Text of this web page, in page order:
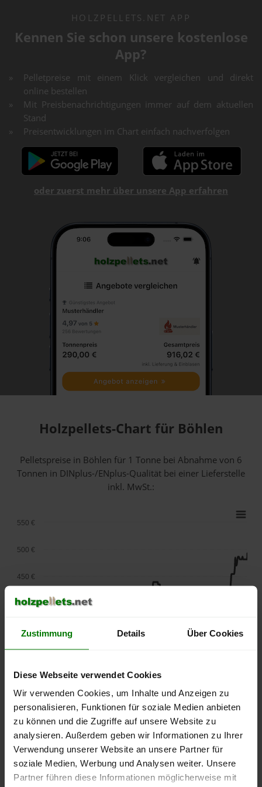
Zustimmung Details Über Cookies
Diese Webseite verwendet Cookies
Wir verwenden Cookies, um Inhalte und Anzeigen zu
personalisieren, Funktionen für soziale Medien anbieten
zu können und die Zugriffe auf unsere Website zu
analysieren. Außerdem geben wir Informationen zu Ihrer
Verwendung unserer Website an unsere Partner für
soziale Medien, Werbung und Analysen weiter. Unsere
Partner führen diese Informationen möglicherweise mit
HOLZPELLETS.NET APP
Kennen Sie schon unsere kostenlose
App?
Pelletpreise mit einem Klick vergleichen und direkt
online bestellen
Mit Preisbenachrichtigungen immer auf dem aktuellen
Stand
Preisentwicklungen im Chart einfach nachverfolgen
oder zuerst mehr über unsere App erfahren
Holzpellets-Chart für Böhlen
Pelletspreise in Böhlen für 1 Tonne bei Abnahmevon 6
Tonnen in DINplus-/ENplus-Qualität bei einer Lieferstelle
inkl. MwSt.:
lose Ware Sackware
September
Januar
Mai
350 €
400 €
450 €
500 €
550 €
Die aktuelle Preisentwicklung für Holzpellets in Deutschland
können Sie jederzeit auf unsererPelletspreise -Seite
nachvollziehen.